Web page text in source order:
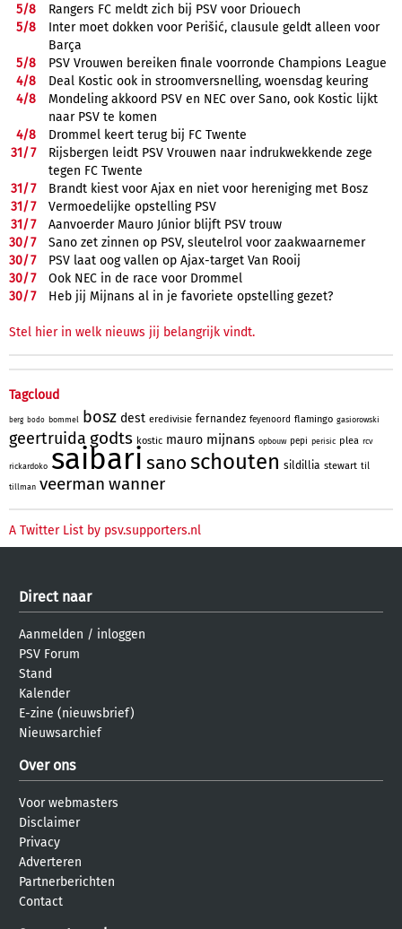
5/8
Rangers FC meldt zich bij PSV voor Driouech
5/8
Inter moet dokken voor Perišić, clausule geldt alleen voor
Barça
5/8
PSV Vrouwen bereiken finale voorronde Champions League
4/8
Deal Kostic ook in stroomversnelling, woensdag keuring
4/8
Mondeling akkoord PSV en NEC over Sano, ook Kostic lijkt
naar PSV te komen
4/8
Drommel keert terug bij FC Twente
31/7
Rijsbergen leidt PSV Vrouwen naar indrukwekkende zege
tegen FC Twente
31/7
Brandt kiest voor Ajax en niet voor hereniging met Bosz
31/7
Vermoedelijke opstelling PSV
31/7
Aanvoerder Mauro Júnior blijft PSV trouw
30/7
Sano zet zinnen op PSV, sleutelrol voor zaakwaarnemer
30/7
PSV laat oog vallen op Ajax-target Van Rooij
30/7
Ook NEC in de race voor Drommel
30/7 Heb jij Mijnans al in je favoriete opstelling gezet?
Stel hier in welk nieuws jij belangrijk vindt.
Tagcloud
berg bodo bommel bosz dest eredivisie fernandez feyenoord flamingo gasiorowski
geertruida godts kostic mauro mijnans opbouw pepi perisic plea rcv
rickardoko saibari sanoschouten sildillia stewart til
tillman veerman wanner
A Twitter List by psv.supporters.nl
Direct naar
Aanmelden / inloggen
PSV Forum
Stand
Kalender
E-zine (nieuwsbrief)
Nieuwsarchief
Over ons
Voor webmasters
Disclaimer
Privacy
Adverteren
Partnerberichten
Contact